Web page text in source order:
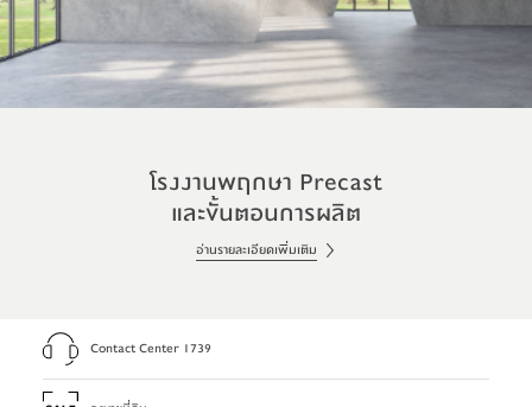
โรงงานพฤกษา Precast
และขั้นตอนการผลิต
อ่านรายละเอียดเพิ่มเติม
Contact Center 1739